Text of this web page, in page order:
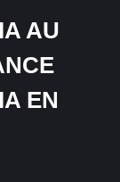
AU
EN